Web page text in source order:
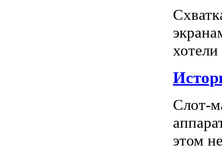
Слот-
этом